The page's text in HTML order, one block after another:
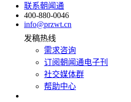
联系朝闻通
400-880-0046
info@przwt.cn
发稿热线
需求咨询
订阅朝闻通电子刊
社交媒体群
帮助中心